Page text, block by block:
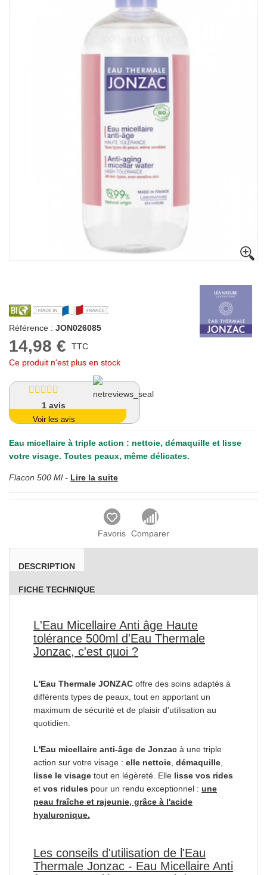
Référence : JON026085
14,98 €
TTC
Ce produit n'est plus en stock
1avis
Voir les avis
Eau micellaire à triple action : nettoie, démaquille et lisse
votre visage. Toutes peaux, même délicates.
Flacon 500 Ml - Lire la suite
Favoris Comparer
DESCRIPTION
FICHE TECHNIQUE
L'Eau Micellaire Anti âge Haute
tolérance 500ml d'Eau Thermale
Jonzac, c'est quoi ?
L'Eau Thermale JONZAC offre des soins adaptés à
différents types de peaux, tout en apportant un
maximum de sécurité et de plaisir d'utilisation au
quotidien.
L'Eau micellaire anti-âge de Jonzac à une triple
action sur votre visage : elle nettoie démaquille
lisse le visage tout en légèreté. Elle lisse vos rides
et vos ridules pour un rendu exceptionnel : une
peau fraîche et rajeunie, grâce à l'acide
hyaluronique.
Les conseils d'utilisation de l'Eau
Thermale Jonzac - Eau Micellaire Anti